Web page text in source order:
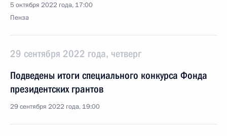
5 октября 2022 года, 17:00
Пенза
29 сентября 2022 года, четверг
Подведены итоги специального конкурса Фонда
президентских грантов
29 сентября 2022 года, 19:00